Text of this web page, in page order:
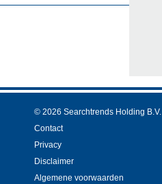
© 2026 Searchtrends Holding B.V.
Contact
Privacy
Disclaimer
Algemene voorwaarden